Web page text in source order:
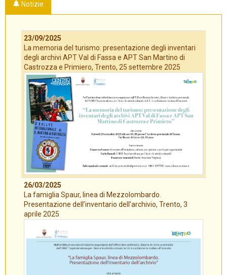
Notizie
23/09/2025
La memoria del turismo: presentazione degli inventari
degli archivi APT Val di Fassa e APT San Martino di
Castrozza e Primiero, Trento, 25 settembre 2025
26/03/2025
La famiglia Spaur, linea di Mezzolombardo.
Presentazione dell’inventario dell’archivio, Trento, 3
aprile 2025